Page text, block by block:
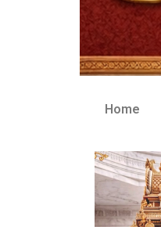
Home